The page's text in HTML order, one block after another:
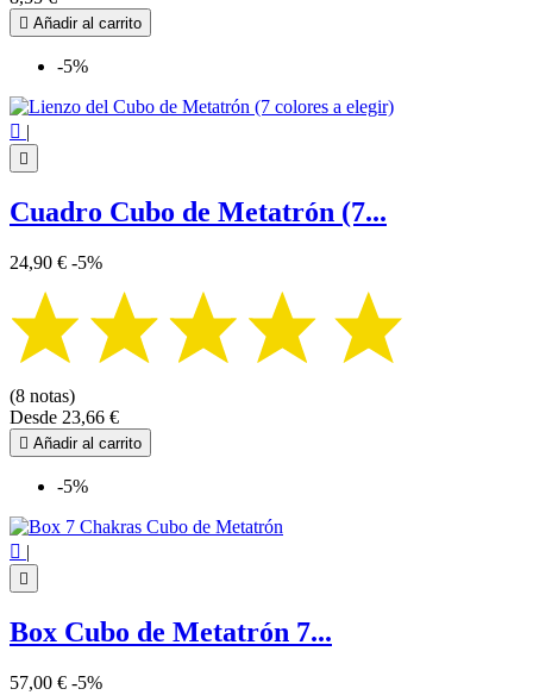
 Añadir al carrito
-5%
 |

Cuadro Cubo de Metatrón (7...
24,90 € -5%
(8 notas)
Desde 23,66 €
 Añadir al carrito
-5%
 |

Box Cubo de Metatrón 7...
57,00 € -5%